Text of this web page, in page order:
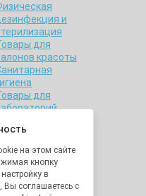
на этом сайте
кнопку
в
Вы соглашаетесь с
и
для
красоты
для